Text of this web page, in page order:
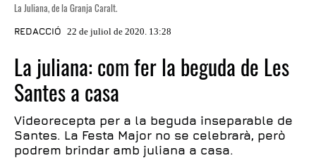
La Juliana, de la Granja Caralt.
REDACCIÓ 22 de juliol de 2020. 13:28
La juliana: com fer la beguda de Les
Santes a casa
Videorecepta per a la beguda inseparable de
Santes. La Festa Major no se celebrarà, però
podrem brindar amb juliana a casa.